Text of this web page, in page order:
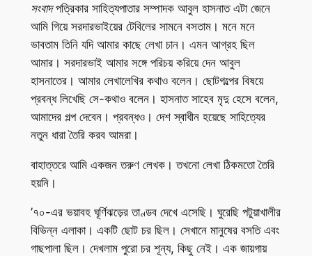
সংবাদপত্রিকার সাহিত্যপাতার সম্পাদক আবুল হাসনাত এটা জেনে
আমি গিয়ে সরদারভাইয়ের টেবিলের সামনে বসতাম। মনে মনে
ভাবতাম তিনি যদি আমার কাছে লেখা চান। এমন আগ্রহ ছিল
আমার। সরদারভাই আমার সঙ্গে পরিচয় করিয়ে দেন আবুল
হাসনাতের। আমার লেখালেখির কথাও বলেন। ছোটগল্পের বিষয়ে
প্রবন্ধ লিখেছি সে-কথাও বলেন। হাসনাত সাহেব মৃদু হেসে বলেন,
আমাদের গল্প দেবেন। প্রবন্ধও। দেশ স্বাধীন হয়েছে সাহিত্যের
নতুন ধারা তৈরি করব আমরা।
বাহাত্তরে আমি একজন তরুণ লেখক। তখনো লেখা ঠিকমতো তৈরি
হয়নি।
’৭০-এর ভয়াবহ ঘূর্ণিঝড়ের তাণ্ডব দেখে এসেছি। ঘুরেছি পটুয়াখালীর
বিভিন্ন এলাকা। একটি ছোট চর ছিল। সেখানে মানুষের বসতি এবং
গাছপালা ছিল। দেখলাম পুরো চর শূন্য, কিছু নেই। এক জায়গায়